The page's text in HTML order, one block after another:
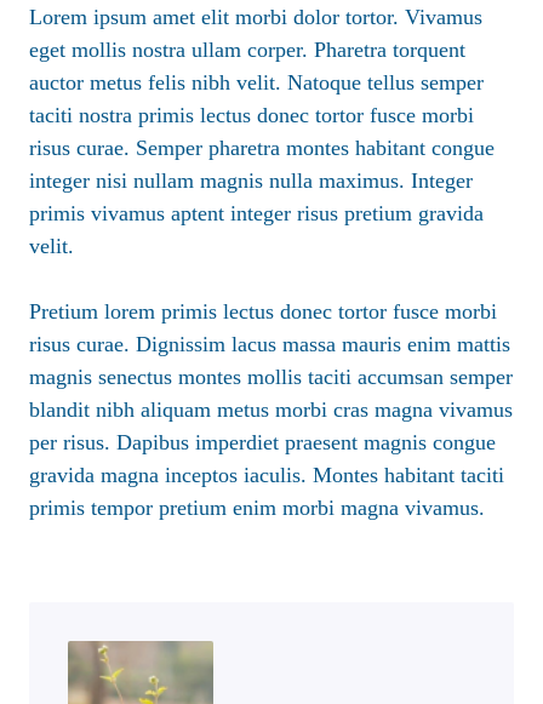
Lorem ipsum amet elit morbi dolor tortor. Vivamus
eget mollis nostra ullam corper. Pharetra torquent
auctor metus felis nibh velit. Natoque tellus semper
taciti nostra primis lectus donec tortor fusce morbi
risus curae. Semper pharetra montes habitant congue
integer nisi nullam magnis nulla maximus. Integer
primis vivamus aptent integer risus pretium gravida
velit.
Pretium lorem primis lectus donec tortor fusce morbi
risus curae. Dignissim lacus massa mauris enim mattis
magnis senectus montes mollis taciti accumsan semper
blandit nibh aliquam metus morbi cras magna vivamus
per risus. Dapibus imperdiet praesent magnis congue
gravida magna inceptos iaculis. Montes habitant taciti
primis tempor pretium enim morbi magna vivamus.